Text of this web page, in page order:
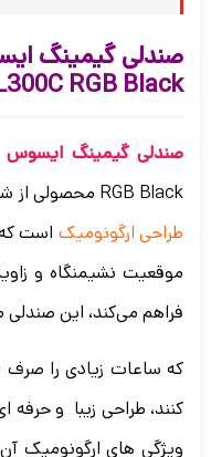
RGB Black
صندلی گیمینگ ایسوس
RGB Black محصولی از شرکت ایسوس است.
طراحی ارگونومیک است که
موقعیت نشیمنگاه و
فراهم می‌کند، این
که ساعات زیادی را
کنند، طراحی زیبا و
ویژگی های ارگونومیک